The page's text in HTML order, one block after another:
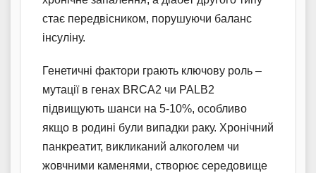
стає передвісником, порушуючи баланс
інсуліну.
Генетичні фактори грають ключову роль –
мутації в генах BRCA2 чи PALB2
підвищують шанси на 5-10%, особливо
якщо в родині були випадки раку. Хронічний
панкреатит, викликаний алкоголем чи
жовчними каменями, створює середовище